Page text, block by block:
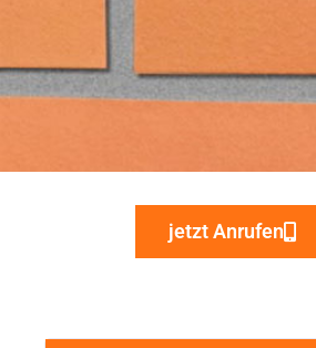
jetzt Anrufen